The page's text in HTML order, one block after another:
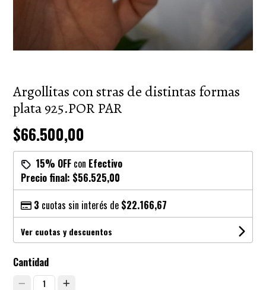
Argollitas con stras de distintas formas
plata 925.POR PAR
$66.500,00
15% OFF con Efectivo
Precio final: $56.525,00
3 cuotas sin interés de $22.166,67
Ver cuotas y descuentos
Cantidad
1